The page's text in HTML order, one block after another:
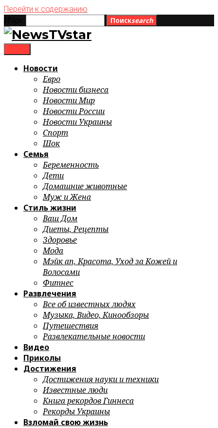
Перейти к содержанию
Поискsearch
Новости
Евро
Новости бизнеса
Новости Мир
Новости России
Новости Украины
Спорт
Шок
Семья
Беременность
Дети
Домашние животные
Муж и Жена
Стиль жизни
Ваш Дом
Диеты, Рецепты
Здоровье
Мода
Мэйк ап, Красота, Уход за Кожей и
Волосами
Фитнес
Развлечения
Все об известных людях
Музыка, Видео, Кинообзоры
Путешествия
Развлекательные новости
Видео
Приколы
Достижения
Достижения науки и техники
Известные люди
Книга рекордов Гиннеса
Рекорды Украины
Взломай свою жизнь